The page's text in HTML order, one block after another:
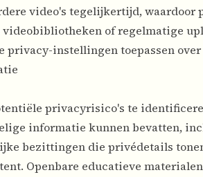
video's tegelijkertijd, waardoor
of regelmatige
instellingen toepassen
privacyrisico's te
informatie kunnen bevatten,
bezittingen die privédetails
Openbare educatieve